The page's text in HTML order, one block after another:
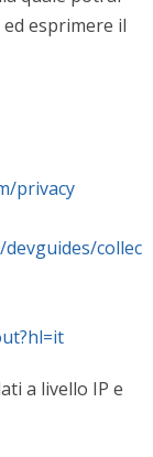
esprimere il
privacy
collec
a livello IP e